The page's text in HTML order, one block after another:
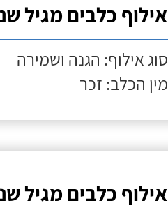
אילוף כלבים מגיל
סוג אילוף: הגנה ושמירה
מין הכלב: זכר
אילוף כלבים מגיל